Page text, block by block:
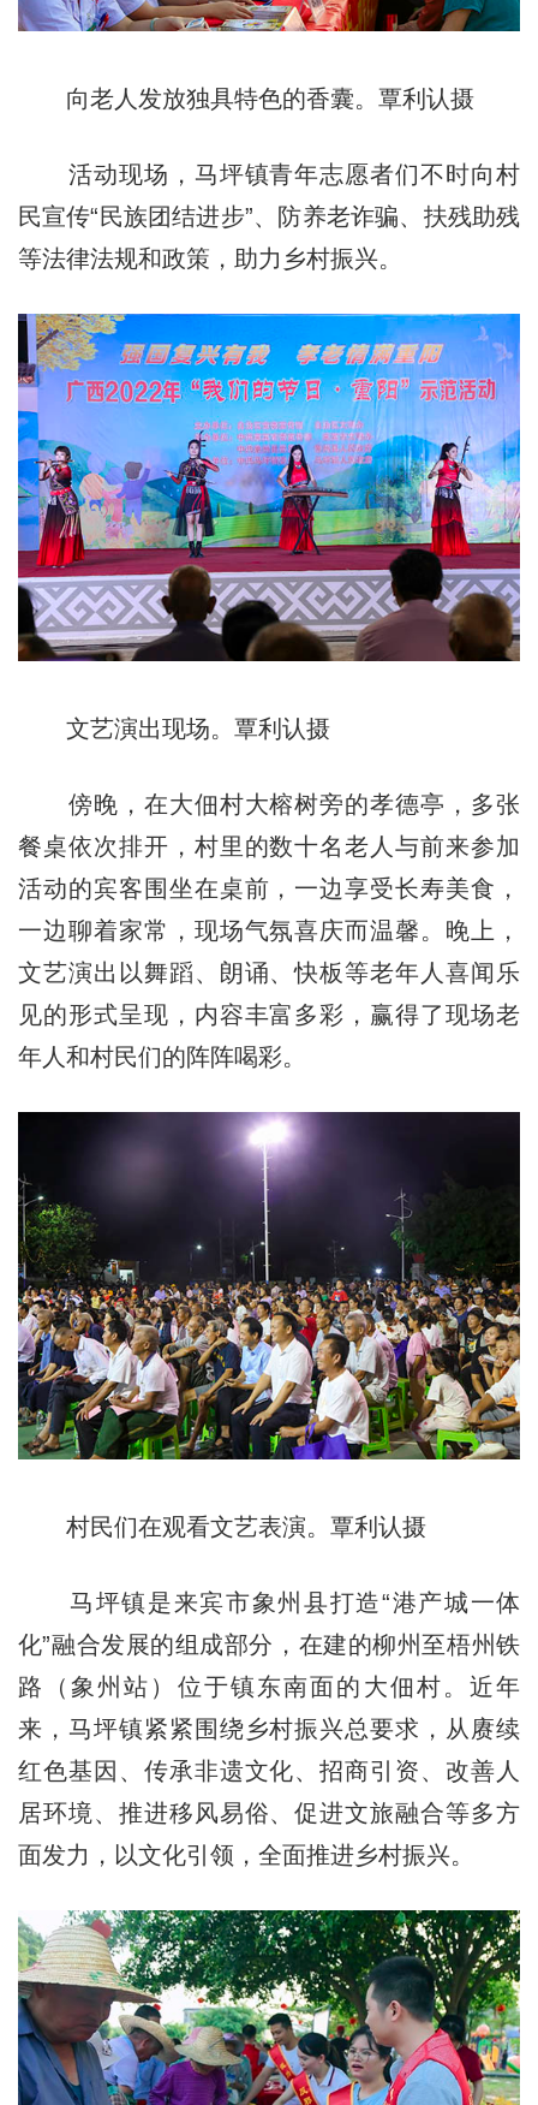
向老人发放独具特色的香囊。覃利认摄
活动现场，马坪镇青年志愿者们不时向村
民宣传“民族团结进步”、防养老诈骗、扶残助残
等法律法规和政策，助力乡村振兴。
文艺演出现场。覃利认摄
傍晚，在大佃村大榕树旁的孝德亭，多张
餐桌依次排开，村里的数十名老人与前来参加
活动的宾客围坐在桌前，一边享受长寿美食，
一边聊着家常，现场气氛喜庆而温馨。晚上，
文艺演出以舞蹈、朗诵、快板等老年人喜闻乐
见的形式呈现，内容丰富多彩，赢得了现场老
年人和村民们的阵阵喝彩。
村民们在观看文艺表演。覃利认摄
马坪镇是来宾市象州县打造“港产城一体
化”融合发展的组成部分，在建的柳州至梧州铁
路（象州站）位于镇东南面的大佃村。近年
来，马坪镇紧紧围绕乡村振兴总要求，从赓续
红色基因、传承非遗文化、招商引资、改善人
居环境、推进移风易俗、促进文旅融合等多方
面发力，以文化引领，全面推进乡村振兴。